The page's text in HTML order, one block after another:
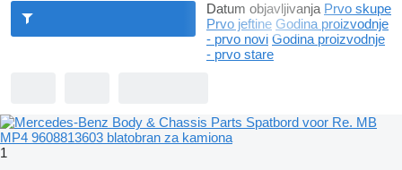
Datum objavljivanja Prvo skupe
Prvo jeftine Godina proizvodnje
- prvo novi Godina proizvodnje
- prvo stare
1